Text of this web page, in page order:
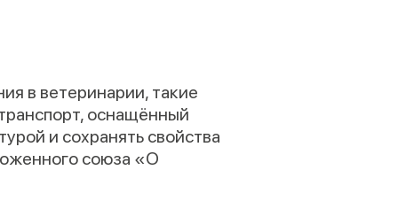
в ветеринарии, такие
оснащённый
и сохранять свойства
союза «О